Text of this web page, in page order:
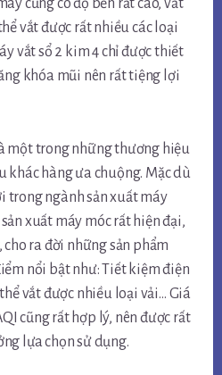
cũng có độ bền rất cao, vắt
vắt được rất nhiều các loại
vắt sổ 2 kim 4 chỉ được thiết
khóa mũi nên rất tiệng lợi
một trong những thương hiệu
khác hàng ưa chuộng. Mặc dù
trong ngành sản xuất máy
xuất máy móc rất hiện đại,
ra đời những sản phẩm
nổi bật như: Tiết kiệm điện
vắt được nhiều loại vải… Giá
cũng rất hợp lý, nên được rất
lựa chọn sử dụng.